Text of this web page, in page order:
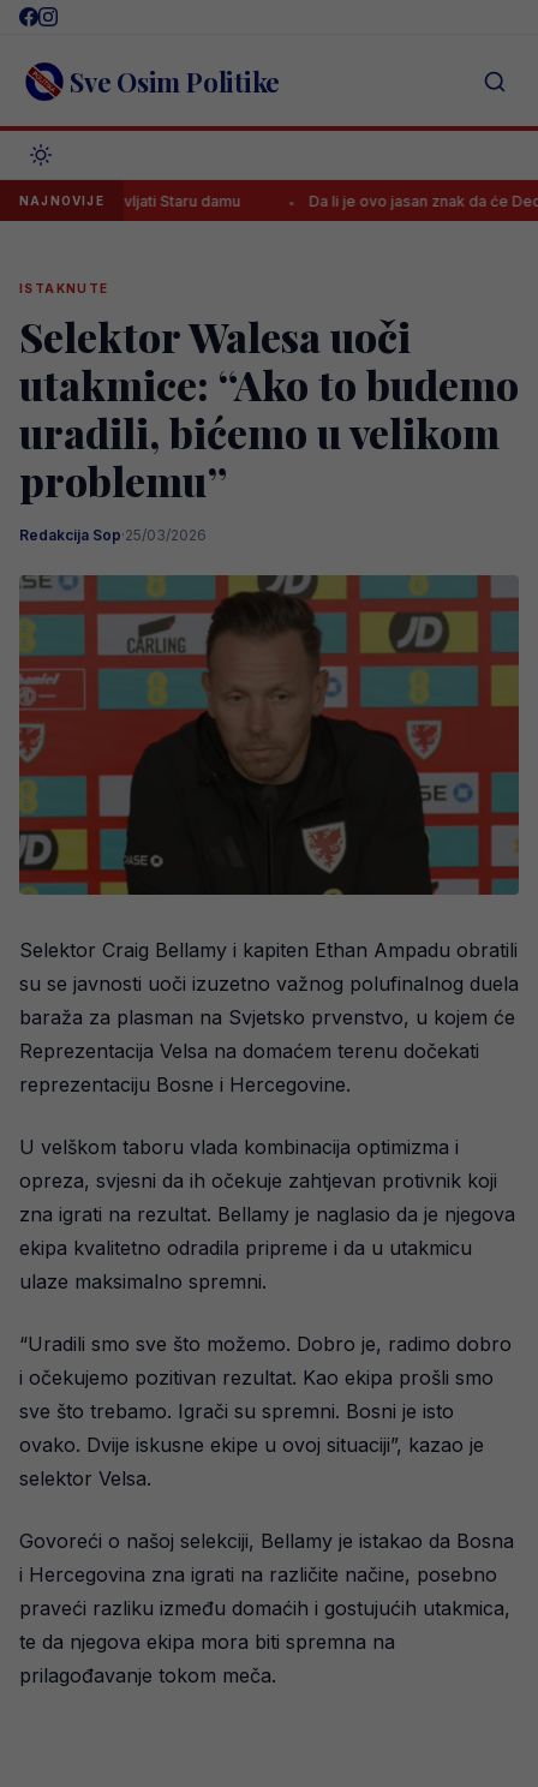
Skip
content Sve Osim Politike
NAJNOVIJEStaru damu Da li je ovo jasan znak da će Dedić u
ISTAKNUTE
Selektor Walesa uoči
utakmice: “Ako to budemo
uradili, bićemo u velikom
problemu”
Redakcija Sop·25/03/2026
Selektor Craig Bellamy i kapiten Ethan Ampadu obratili
su se javnosti uoči izuzetno važnog polufinalnog duela
baraža za plasman na Svjetsko prvenstvo, u kojem će
Reprezentacija Velsa na domaćem terenu dočekati
reprezentaciju Bosne i Hercegovine.
U velškom taboru vlada kombinacija optimizma i
opreza, svjesni da ih očekuje zahtjevan protivnik koji
zna igrati na rezultat. Bellamy je naglasio da je njegova
ekipa kvalitetno odradila pripreme i da u utakmicu
ulaze maksimalno spremni.
“Uradili smo sve što možemo. Dobro je, radimo dobro
i očekujemo pozitivan rezultat. Kao ekipa prošli smo
sve što trebamo. Igrači su spremni. Bosni je isto
ovako. Dvije iskusne ekipe u ovoj situaciji”, kazao je
selektor Velsa.
Govoreći o našoj selekciji, Bellamy je istakao da Bosna
i Hercegovina zna igrati na različite načine, posebno
praveći razliku između domaćih i gostujućih utakmica,
te da njegova ekipa mora biti spremna na
prilagođavanje tokom meča.